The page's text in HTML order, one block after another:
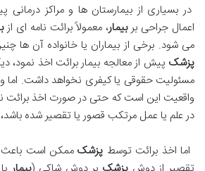
در بسیاری از بیمارستان ها و مراکز
اعمال جراحی بربیمار، معمولاً برائت نامه ای از
می شود. برخی از بیماران یا خانواده آن ها
پزشک پیش از معالجه بیمار برائت اخذ نمود،
مسئولیت حقوقی یا کیفری نخواهد داشت.
واقعیت این است که حتی در صورت اخذ برائت
در علم یا عمل مرتکب قصور یا تقصیر شده
اما اخذ برائت توسط پزشک ممکن است باعث